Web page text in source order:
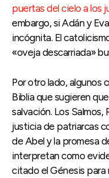
puertas del cielo a los
embargo, si Adán y
incógnita. El
«oveja descarriada»
Por otro lado, algunos
Biblia que sugieren
salvación. Los Salmos,
justicia de patriarcas
de Abel y la promesa
interpretan como
citado el Génesis